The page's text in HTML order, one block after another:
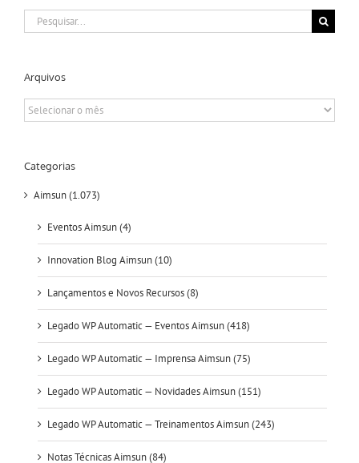
Buscar
resultados
Arquivos
Arquivos
Categorias
Aimsun (1.073)
Eventos Aimsun (4)
Innovation Blog Aimsun (10)
Lançamentos e Novos Recursos (8)
Legado WP Automatic — Eventos Aimsun (418)
Legado WP Automatic — Imprensa Aimsun (75)
Legado WP Automatic — Novidades Aimsun (151)
Legado WP Automatic — Treinamentos Aimsun (243)
Notas Técnicas Aimsun (84)